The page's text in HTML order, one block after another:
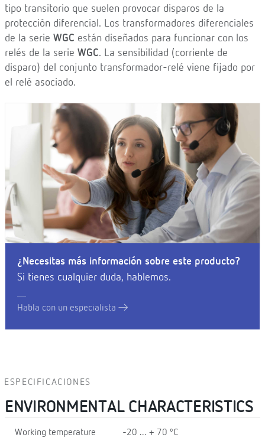
tipo transitorio que suelen provocar disparos de la
protección diferencial. Los transformadores diferenciales
de la serie WGC están diseñados para funcionar con los
relés de la serie WGC. La sensibilidad (corriente de
disparo) del conjunto transformador-relé viene fijado por
el relé asociado.
¿Necesitas más información sobre este producto?
Si tienes cualquier duda, hablemos.
Habla con un especialista
ESPECIFICACIONES
ENVIRONMENTAL CHARACTERISTICS
Working temperature -20 ... + 70 ºC